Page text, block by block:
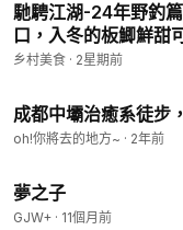
馳騁江湖-24年野釣
口，入冬的板鯽鮮甜
乡村美食 · 2星期前
成都中壩治癒系徒步
oh!你將去的地方~ · 2年前
夢之子
GJW+ · 11個月前